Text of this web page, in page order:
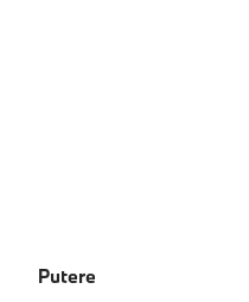
Putere